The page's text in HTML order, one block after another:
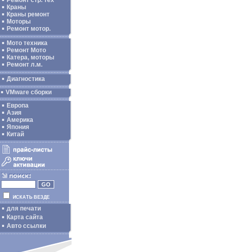
Краны
Краны ремонт
Моторы
Ремонт мотор.
Мото техника
Ремонт Мото
Катера, моторы
Ремонт л.м.
Диагностика
VMware сборки
Европа
Азия
Америка
Япония
Китай
ИСКАТЬ ВЕЗДЕ
для печати
Карта сайта
Авто ссылки